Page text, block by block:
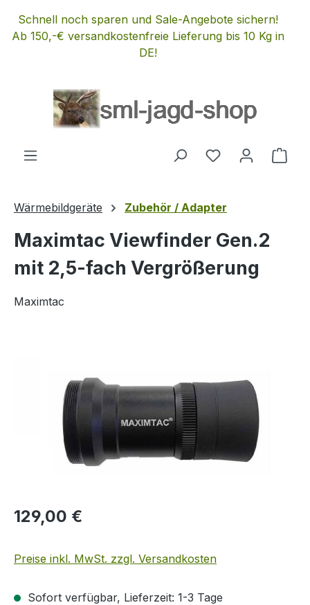
Zum Hauptinhalt springen
Schnell noch sparen und Sale-Angebote sichern!
Ab 150,-€ versandkostenfreie Lieferung bis 10 Kg in
DE!
Du hast 0
Wärmebildgeräte Zubehör / Adapter
Maximtac Viewfinder Gen.2
mit 2,5-fach Vergrößerung
Maximtac
Regulärer Preis:
129,00 €
Preise inkl. MwSt. zzgl. Versandkosten
Sofort verfügbar, Lieferzeit: 1-3 Tage